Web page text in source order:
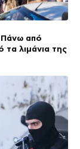
από
λιμάνια της